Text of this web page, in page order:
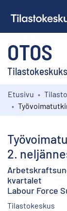
OTOS
Kokoelmat
Etusivu
2.
kvartalet
Labour Force
Tilastokeskus